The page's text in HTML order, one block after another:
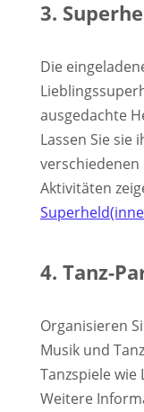
3.
Die
ausgedachte
Lassen Sie sie
Aktivitäten
4. Tanz-
Organisieren
Musik und
Tanzspiele wie
Weitere